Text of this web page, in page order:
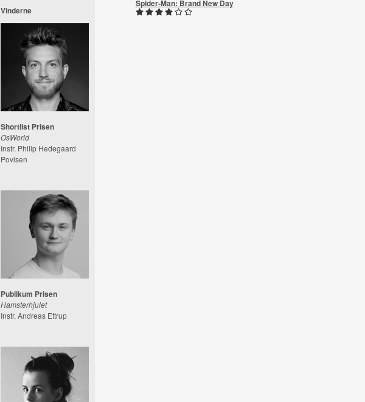
Vinderne
Shortlist Prisen
OsWorld
Instr. Philip Hedegaard
Povlsen
Publikum Prisen
Hamsterhjulet
Instr. Andreas Ettrup
Spider-Man: Brand New Day